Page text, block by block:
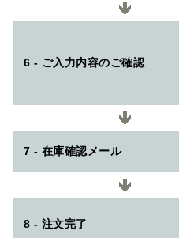
6 - ご入力内容のご確認
7 - 在庫確認メール
8 - 注文完了